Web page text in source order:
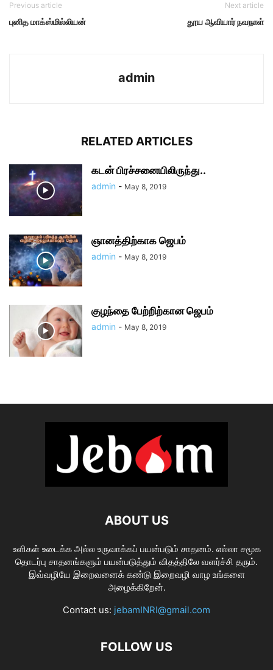
Previous article
புனித மாக்ஸ்மில்லியன்
Next article
தூய ஆவியார் நவநாள்
admin
RELATED ARTICLES
கடன் பிரச்சனையிலிருந்து..
admin - May 8, 2019
ஞானத்திற்காக ஜெபம்
admin - May 8, 2019
குழந்தை பேற்றிற்கான ஜெபம்
admin - May 8, 2019
ABOUT US
உளிகள் உடைக்க அல்ல உருவாக்கப் பயன்படும் சாதனம். எல்லா சமூக
தொடர்பு சாதனங்களும் பயன்படுத்தும் விதத்திலே வளர்ச்சி தரும்.
இவ்வழியே இறைவனைக் கண்டு இறைவழி வாழ உங்களை
அழைக்கிறேன்.
Contact us: jebamINRI@gmail.com
FOLLOW US